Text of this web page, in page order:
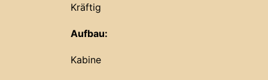
Kräftig
Aufbau:
Kabine